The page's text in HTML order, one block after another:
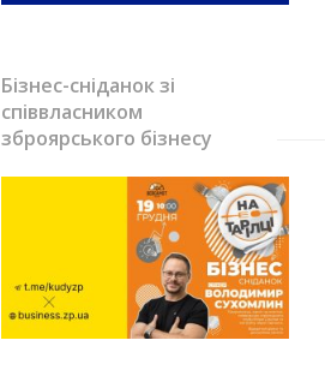
Бізнес-сніданок зі
співвласником
зброярського бізнесу